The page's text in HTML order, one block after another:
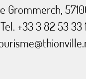
Grommerch,
Tel. +33 3 82 53 33